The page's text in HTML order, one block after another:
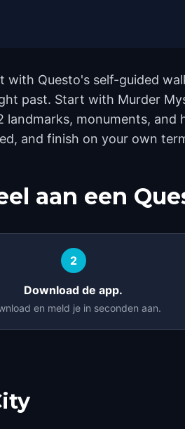
with Questo's self-guided
past. Start with Murder
monuments,
and finish on your own
aan een
2
Download de app.
en meld je in seconden aan.